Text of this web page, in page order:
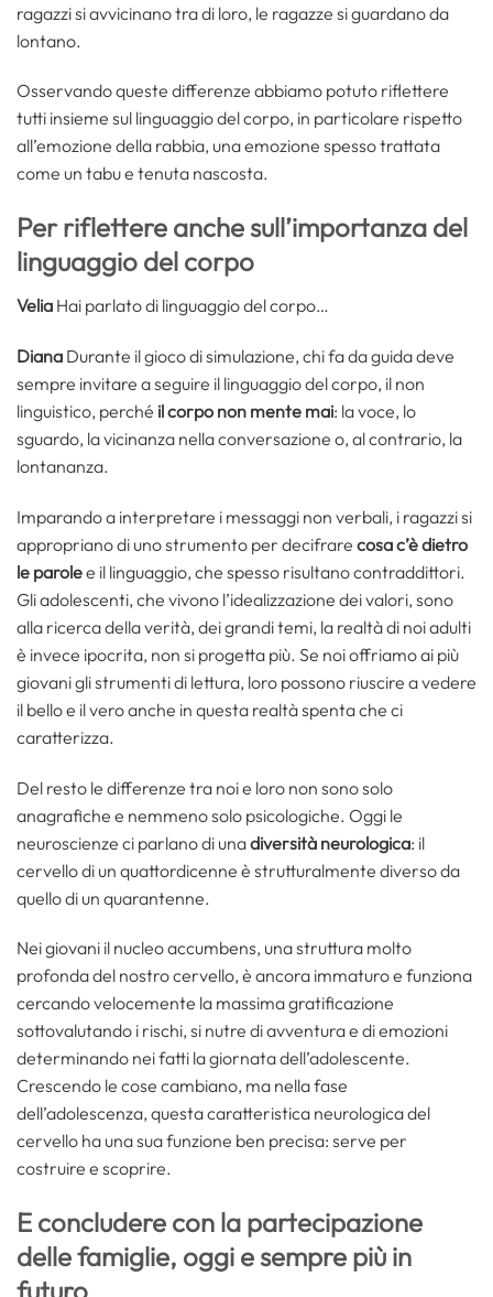
ragazzi si avvicinano tra di loro, le ragazze si guardano da
lontano.
Osservando queste differenze abbiamo potuto riflettere
tutti insieme sul linguaggio del corpo, in particolare rispetto
all’emozione della rabbia, una emozione spesso trattata
come un tabu e tenuta nascosta.
Per riflettere anche sull’importanza del
linguaggio del corpo
Velia Hai parlato di linguaggio del corpo…
Diana Durante il gioco di simulazione, chi fa da guida deve
sempre invitare a seguire il linguaggio del corpo, il non
linguistico, perché il corpo non mente mai: la voce, lo
sguardo, la vicinanza nella conversazione o, al contrario, la
lontananza.
Imparando a interpretare i messaggi non verbali, i ragazzi si
appropriano di uno strumento per decifrare cosa c’è dietro
le parolee il linguaggio, che spesso risultano contraddittori.
Gli adolescenti, che vivono l’idealizzazione dei valori, sono
alla ricerca della verità, dei grandi temi, la realtà di noi adulti
è invece ipocrita, non si progetta più. Se noi offriamo ai più
giovani gli strumenti di lettura, loro possono riuscire a vedere
il bello e il vero anche in questa realtà spenta che ci
caratterizza.
Del resto le differenze tra noi e loro non sono solo
anagrafiche e nemmeno solo psicologiche. Oggi le
neuroscienze ci parlano di unadiversità neurologica: il
cervello di un quattordicenne è strutturalmente diverso da
quello di un quarantenne.
Nei giovani il nucleo accumbens, una struttura molto
profonda del nostro cervello, è ancora immaturo e funziona
cercando velocemente la massima gratificazione
sottovalutando i rischi, si nutre di avventura e di emozioni
determinando nei fatti la giornata dell’adolescente.
Crescendo le cose cambiano, ma nella fase
dell’adolescenza, questa caratteristica neurologica del
cervello ha una sua funzione ben precisa: serve per
costruire e scoprire.
E concludere con la partecipazione
delle famiglie, oggi e sempre più in